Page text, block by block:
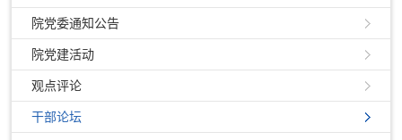
院党委通知公告
院党建活动
观点评论
干部论坛